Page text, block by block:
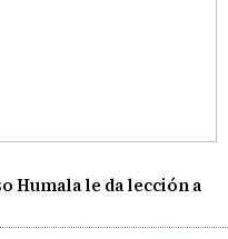
Humala le da lección a